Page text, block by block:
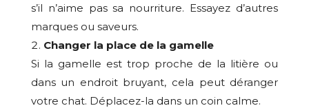
s’il n’aime pas sa nourriture. Essayez d’autres
marques ou saveurs.
Changer la place de la gamelle
Si la gamelle est trop proche de la litière ou
dans un endroit bruyant, cela peut déranger
votre chat. Déplacez-la dans un coin calme.